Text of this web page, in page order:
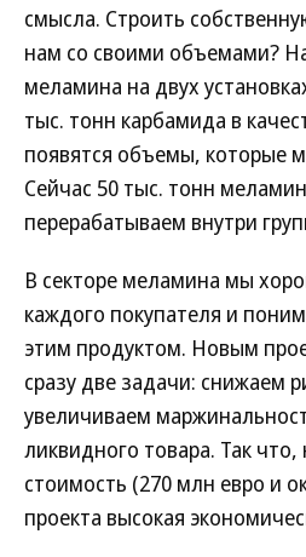
смысла. Строить
нам со своими объемами?
меламина на двух
тыс. тонн карбамида в
появятся объемы, которые
Сейчас 50 тыс. тонн
перерабатываем внутри
В секторе меламина мы
каждого покупателя и
этим продуктом. Новым
сразу две задачи: снижаем
увеличиваем
ликвидного товара. Так
стоимость (270 млн евро и
проекта высокая